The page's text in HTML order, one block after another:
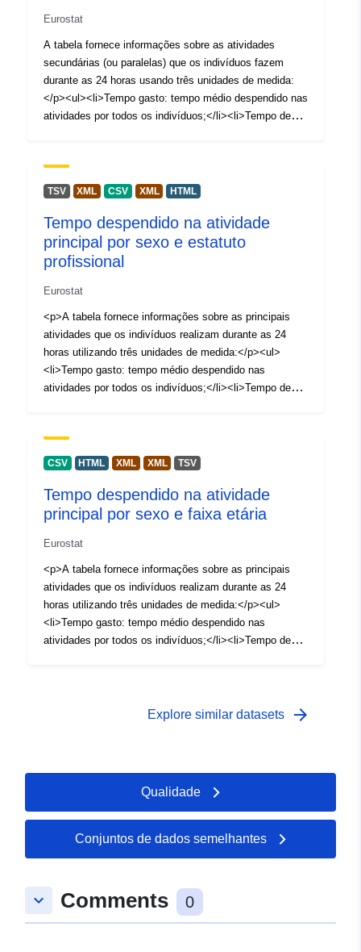
Croatia
Germany
Serbia
Netherlands
Norway
Identificadores: tus_20educ
Outros
uriRef: http://data.europa.eu/88u/
Direitos de
acesso:
public
acumulação:
Zakres czasowy:
01 January 2020
- 31 December 2020
Tipo:
Recurso:
http://publications.europa.eu/
type/STATISTICAL
Eurostat
A tabela fornece informações sobre as atividades
secundárias (ou paralelas) que os indivíduos fazem
durante as 24 horas usando três unidades de medida:
</p><ul><li>Tempo gasto: tempo médio despendido nas
atividades por todos os indivíduos;</li><li>Tempo de
<li>Taxa de participação: a proporção de indivíduos que
passaram algum tempo a fazer as atividades.</li></ul>
utilizados como desagregações. Os dados foram
recolhidos entre 2020 e 2026. </p>
TSV XML CSV XML HTML
Tempo despendido na atividade
principal por sexo e estatuto
profissional
Eurostat
<p>A tabela fornece informações sobre as principais
atividades que os indivíduos realizam durante as 24
horas utilizando três unidades de medida:</p><ul>
<li>Tempo gasto: tempo médio despendido nas
atividades por todos os indivíduos;</li><li>Tempo de
<li>Taxa de participação: a proporção de indivíduos que
passaram algum tempo a fazer as atividades.</li></ul>
utilizados como desagregações. Os dados foram
recolhidos entre 2020 e 2026.</p>
CSV HTML XML XML TSV
Tempo despendido na atividade
principal por sexo e faixa etária
Eurostat
<p>A tabela fornece informações sobre as principais
atividades que os indivíduos realizam durante as 24
horas utilizando três unidades de medida:</p><ul>
<li>Tempo gasto: tempo médio despendido nas
atividades por todos os indivíduos;</li><li>Tempo de
passaram algum tempo a fazer as atividades.</li></ul>
Explore similar datasets arrow_forward
Qualidade
Conjuntos de dados semelhantes
keyboard_arrow_down Comments 0